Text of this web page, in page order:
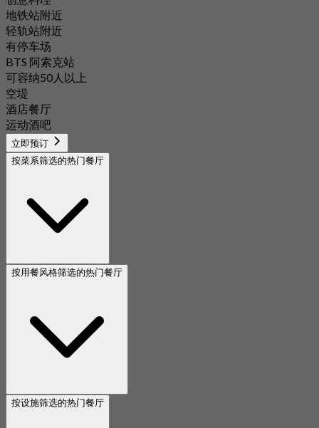
地铁站附近
轻轨站附近
有停车场
BTS 阿索克站
可容纳50人以上
空堤
酒店餐厅
运动酒吧
立即预订
按菜系筛选的热门餐厅
按用餐风格筛选的热门餐厅
按设施筛选的热门餐厅